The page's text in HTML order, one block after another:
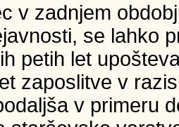
v zadnjem
se lahko
petih let
zaposlitve v
v primeru